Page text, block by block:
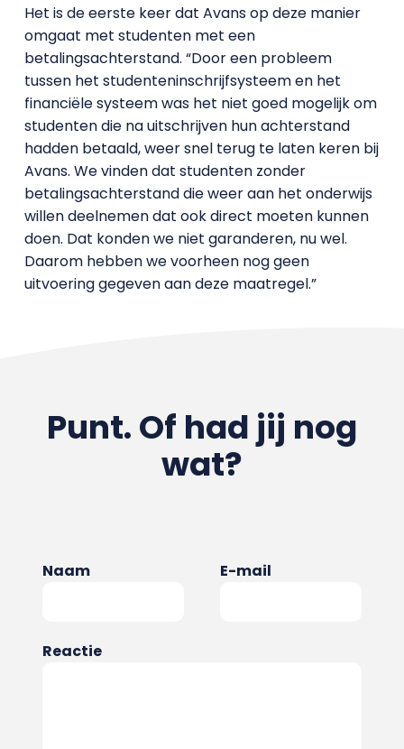
Het is de eerste keer dat Avans op deze manier
omgaat met studenten met een
betalingsachterstand. “Door een probleem
tussen het studenteninschrijfsysteem en het
financiële systeem was het niet goed mogelijk om
studenten die na uitschrijven hun achterstand
hadden betaald, weer snel terug te laten keren bij
Avans. We vinden dat studenten zonder
betalingsachterstand die weer aan het onderwijs
willen deelnemen dat ook direct moeten kunnen
doen. Dat konden we niet garanderen, nu wel.
Daarom hebben we voorheen nog geen
uitvoering gegeven aan deze maatregel.”
Punt. Of had jij nog
wat?
Naam E-mail
Reactie